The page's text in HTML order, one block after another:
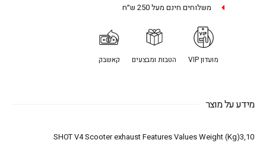
משלוחים חינם מעל 250 ש״ח
מועדון VIP הטבות ומבצעים קאשבק
מידע על מוצר
SHOT V4 Scooter exhaust Features Values Weight (Kg)3,10